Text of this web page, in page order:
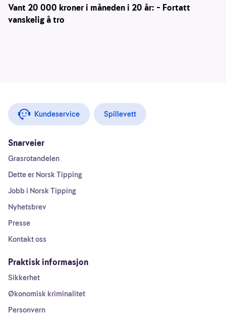
Vant 20 000 kroner i måneden i 20 år: – Fortatt
vanskelig å tro
Kundeservice Spillevett
Snarveier
Grasrotandelen
Dette er Norsk Tipping
Jobb i Norsk Tipping
Nyhetsbrev
Presse
Kontakt oss
Praktisk informasjon
Sikkerhet
Økonomisk kriminalitet
Personvern